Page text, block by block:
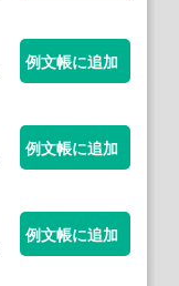
例文帳に追加
例文帳に追加
例文帳に追加